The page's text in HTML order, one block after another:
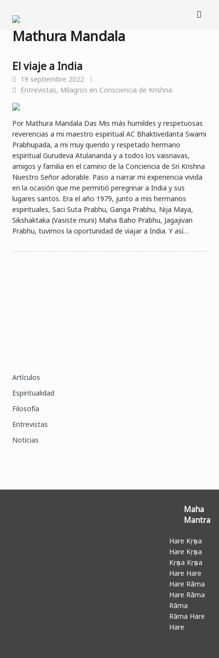
contenido
Mathura Mandala
El viaje a India
19 septiembre 2022
Entrevistas, Milagros en Consciencia de Krishna
Por Mathura Mandala Das Mis más humildes y respetuosas
reverencias a mi maestro espiritual AC Bhaktivedanta Swami
Prabhupada, a mi muy querido y respetado hermano
espiritual Gurudeva Atulananda y a todos los vaisnavas,
amigos y familia en el camino de la Conciencia de Sri Krishna
Nuestro Señor adorable. Paso a narrar mi experiencia vivida
en la ocasión que me permitió peregrinar a India y sus
lugares santos. Era el año 1979, junto a mis hermanos
espirituales, Saci Suta Prabhu, Ganga Prabhu, Nija Maya,
Sikshaktaka (Vasiste muni) Maha Baho Prabhu, Jagajivan
Prabhu, tuvimos la oportunidad de viajar a India. Y así…
Artículos
Espiritualidad
Filosofía
Entrevistas
Noticias
Maha
Mantra
Hare Kṛṣṇa
Hare Kṛṣṇa
Kṛṣṇa Kṛṣṇa
Hare Hare
Hare Rāma
Hare Rāma
Rāma
Rāma Hare
Hare